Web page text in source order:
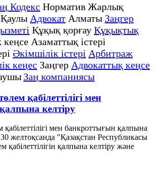
Кодекс Норматив Жарлық
Қаулы Адвокат Алматы Заңгер
Құқық қорғау Құқықтық
кеңсе Азаматтық істері
Әкімшілік істері Арбитраж
кеңес Заңгер Адвокаттық кеңсе
Заң компаниясы
қабілеттілігі мен
келтіру
мен банкроттығын қалпына
желтоқсанда "Қазақстан Республикасы
қабілеттілігін қалпына келтіру және